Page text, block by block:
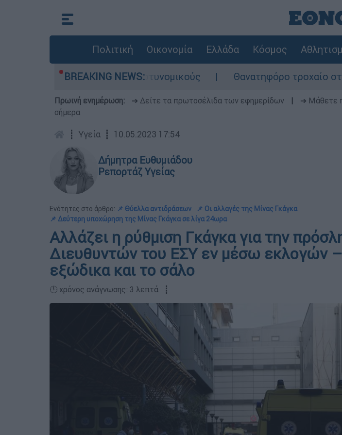
Πολιτική Οικονομία Ελλάδα Κόσμος
BREAKING NEWS:
αποκάλυψε στους αστυνομικούς Θανατηφόρο τροχαίο στις
Πρωινή ενημέρωση: ➔ Δείτε τα πρωτοσέλιδα των εφημερίδων ➔ Μάθετε
σήμερα
┋ Υγεία ┋ 10.05.2023 17:54
Δήμητρα Ευθυμιάδου
Ρεπορτάζ Υγείας
Ενότητες στο άρθρο: 📌 Θύελλα αντιδράσεων
📌 Οι αλλαγές της Μίνας Γκάγκα
📌 Δεύτερη υποχώρηση της Μίνας Γκάγκα σε λίγα 24ωρα
Αλλάζει η ρύθμιση Γκάγκα για την
Διευθυντών του ΕΣΥ εν μέσω εκλογών
εξώδικα και το σάλο
🕛 χρόνος ανάγνωσης: 3 λεπτά ┋